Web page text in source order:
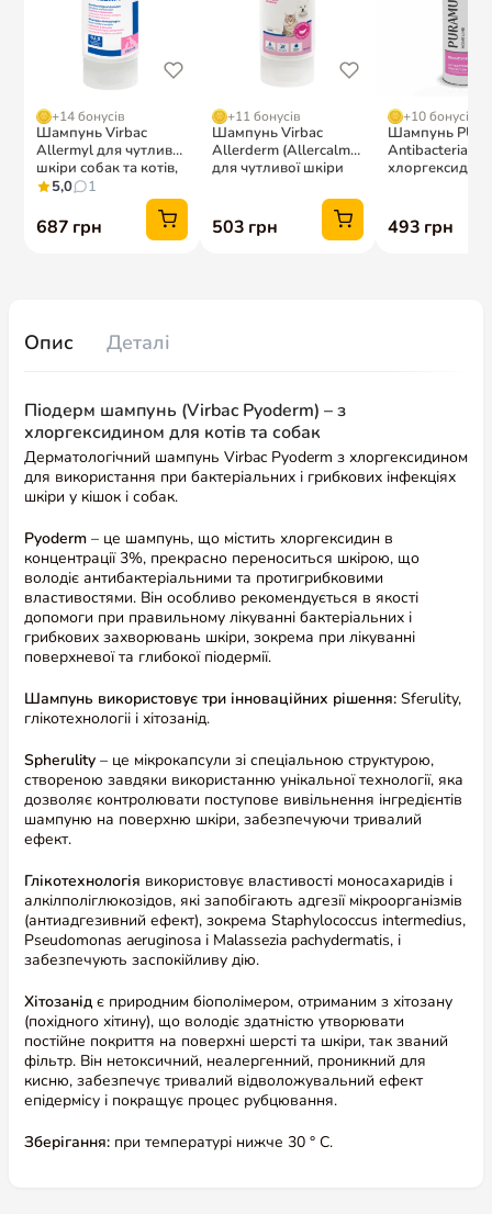
Опис Деталі
Піодерм шампунь (Virbac Pyoderm) – з
хлоргексидином для котів та собак
Дерматологічний шампунь Virbac Pyoderm з хлоргексидином
для використання при бактеріальних і грибкових інфекціях
шкіри у кішок і собак.
Pyoderm – це шампунь, що містить хлоргексидин в
концентрації 3%, прекрасно переноситься шкірою, що
володіє антибактеріальними та протигрибковими
властивостями. Він особливо рекомендується в якості
допомоги при правильному лікуванні бактеріальних і
грибкових захворювань шкіри, зокрема при лікуванні
поверхневої та глибокої піодермії.
Шампунь використовує три інноваційних рішення: Sferulity,
глікотехнологіі і хітозанід.
Spherulity – це мікрокапсули зі спеціальною структурою,
створеною завдяки використанню унікальної технології, яка
дозволяє контролювати поступове вивільнення інгредієнтів
шампуню на поверхню шкіри, забезпечуючи тривалий
ефект.
Глікотехнологія використовує властивості моносахаридів і
алкілполіглюкозідов, які запобігають адгезії мікроорганізмів
(антиадгезивний ефект), зокрема Staphylococcus intermedius,
Pseudomonas aeruginosa і Malassezia pachydermatis, і
забезпечують заспокійливу дію.
Хітозанід є природним біополімером, отриманим з хітозану
(похідного хітину), що володіє здатністю утворювати
постійне покриття на поверхні шерсті та шкіри, так званий
фільтр. Він нетоксичний, неалергенний, проникний для
кисню, забезпечує тривалий відволожувальний ефект
епідермісу і покращує процес рубцювання.
Зберігання: при температурі нижче 30 ° C.